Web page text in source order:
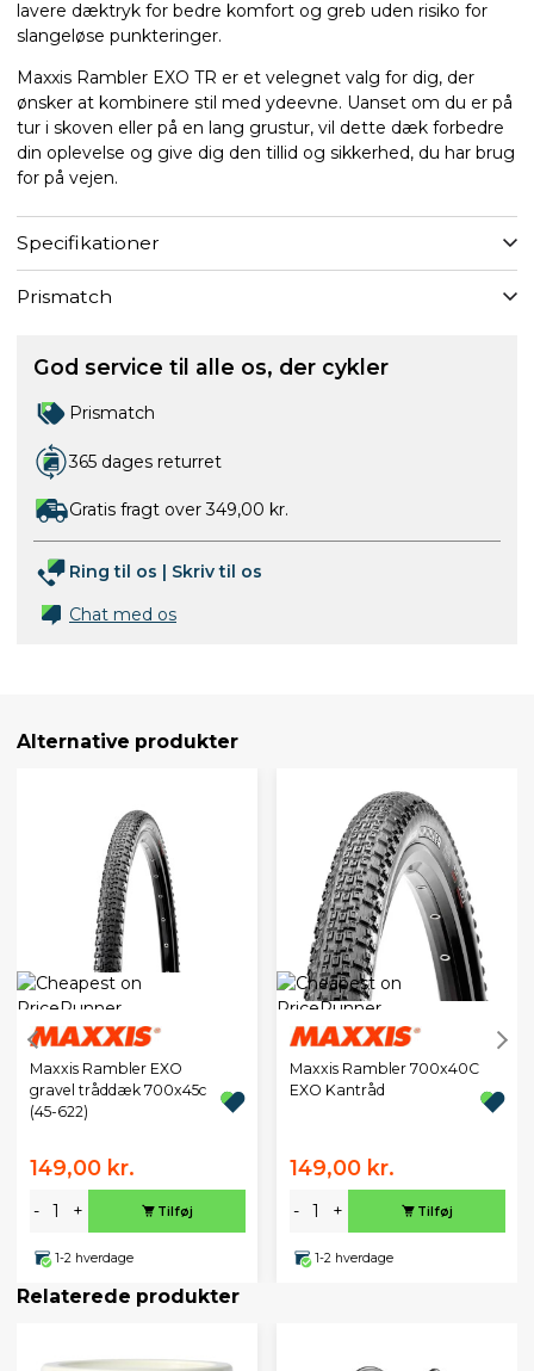
lavere dæktryk for bedre komfort og greb uden risiko for
slangeløse punkteringer.
Maxxis Rambler EXO TR er et velegnet valg for dig, der
ønsker at kombinere stil med ydeevne. Uanset om du er på
tur i skoven eller på en lang grustur, vil dette dæk forbedre
din oplevelse og give dig den tillid og sikkerhed, du har brug
for på vejen.
Specifikationer
Prismatch
God service til alle os, der cykler
Prismatch
365 dages returret
Gratis fragt over 349,00 kr.
Ring til os | Skriv til os
Chat med os
Alternative produkter
Maxxis Rambler EXO
gravel tråddæk 700x45c
(45-622)
149,00 kr.
- + Tilføj
1-2 hverdage
Maxxis Rambler 700x40C
EXO Kantråd
149,00 kr.
- + Tilføj
1-2 hverdage
Relaterede produkter